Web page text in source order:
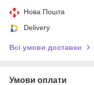
Нова Пошта
Delivery
Всі умови доставки
Умови оплати